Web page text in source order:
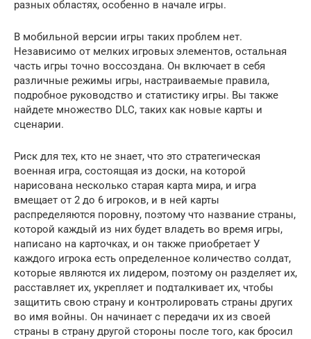
разных областях, особенно в начале игры.
В мобильной версии игры таких проблем нет.
Независимо от мелких игровых элементов, остальная
часть игры точно воссоздана. Он включает в себя
различные режимы игры, настраиваемые правила,
подробное руководство и статистику игры. Вы также
найдете множество DLC, таких как новые карты и
сценарии.
Риск для тех, кто не знает, что это стратегическая
военная игра, состоящая из доски, на которой
нарисована несколько старая карта мира, и игра
вмещает от 2 до 6 игроков, и в ней карты
распределяются поровну, поэтому что название страны,
которой каждый из них будет владеть во время игры,
написано на карточках, и он также приобретает У
каждого игрока есть определенное количество солдат,
которые являются их лидером, поэтому он разделяет их,
расставляет их, укрепляет и подталкивает их, чтобы
защитить свою страну и контролировать страны других
во имя войны. Он начинает с передачи их из своей
страны в страну другой стороны после того, как бросил